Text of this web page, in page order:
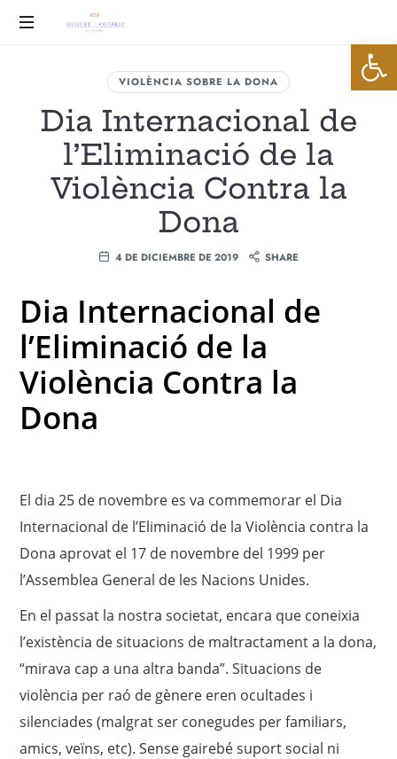
Huguet
Ostáriz
VIOLÈNCIA SOBRE LA DONA
Dia Internacional de
l’Eliminació de la
Violència Contra la
Dona
4 DE DICIEMBRE DE 2019 SHARE
Dia Internacional de
l’Eliminació de la
Violència Contra la
Dona
El dia 25 de novembre es va commemorar el Dia
Internacional de l’Eliminació de la Violència contra la
Dona aprovat el 17 de novembre del 1999 per
l’Assemblea General de les Nacions Unides.
En el passat la nostra societat, encara que coneixia
l’existència de situacions de maltractament a la dona,
“mirava cap a una altra banda”. Situacions de
violència per raó de gènere eren ocultades i
silenciades (malgrat ser conegudes per familiars,
amics, veïns, etc). Sense gairebé suport social ni
Abrir